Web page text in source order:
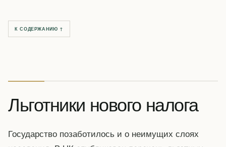
К СОДЕРЖАНИЮ ↑
Льготники нового налога
Государство позаботилось и о неимущих слоях